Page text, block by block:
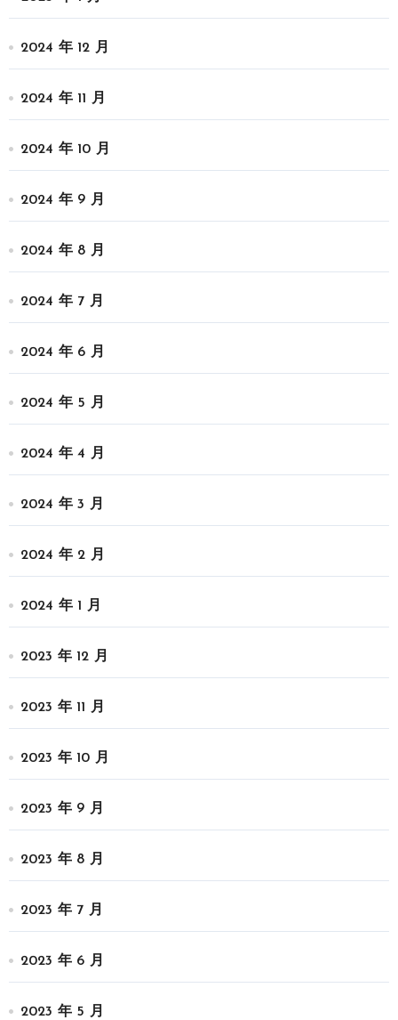
2024 年 12 月
2024 年 11 月
2024 年 10 月
2024 年 9 月
2024 年 8 月
2024 年 7 月
2024 年 6 月
2024 年 5 月
2024 年 4 月
2024 年 3 月
2024 年 2 月
2024 年 1 月
2023 年 12 月
2023 年 11 月
2023 年 10 月
2023 年 9 月
2023 年 8 月
2023 年 7 月
2023 年 6 月
2023 年 5 月